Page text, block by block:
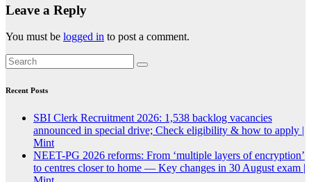
Leave a Reply
You must be logged in to post a comment.
Recent Posts
SBI Clerk Recruitment 2026: 1,538 backlog vacancies
announced in special drive; Check eligibility & how to apply |
Mint
NEET-PG 2026 reforms: From ‘multiple layers of encryption’
to centres closer to home — Key changes in 30 August exam |